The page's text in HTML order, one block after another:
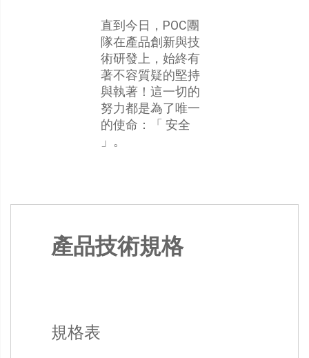
直到今日，POC團
隊在產品創新與技
術研發上，始終有
著不容質疑的堅持
與執著！這一切的
努力都是為了唯一
的使命：「 安全
」。
產品技術規格
規格表